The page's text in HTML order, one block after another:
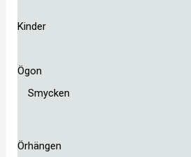
Kinder
Ögon
Smycken
Örhängen